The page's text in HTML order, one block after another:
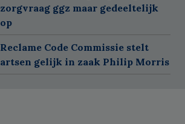
zorgvraag ggz maar gedeeltelijk
op
Reclame Code Commissie stelt
artsen gelijk in zaak Philip Morris